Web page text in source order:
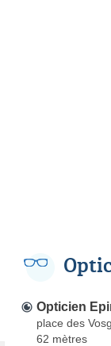
Opticien
place des
62 mètres